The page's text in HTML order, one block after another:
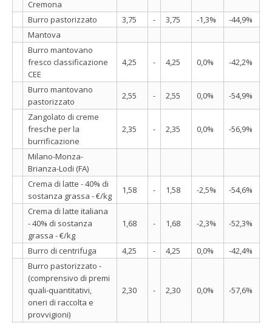
Cremona
Burro pastorizzato
3,75 - 3,75 -1,3%
-44,9%
Mantova
Burro mantovano
fresco classificazione
CEE
4,25 - 4,25 0,0% -42,2%
Burro mantovano
pastorizzato
2,55 - 2,55 0,0%
-54,9%
Zangolato di creme
fresche per la
burrificazione
2,35 - 2,35 0,0% -56,9%
Milano-Monza-
Brianza-Lodi (FA)
Crema di latte - 40% di
sostanza grassa - €/kg
1,58 - 1,58 -2,5%
-54,6%
Crema di latte italiana
- 40% di sostanza
grassa - €/kg
1,68 - 1,68 -2,3% -52,3%
Burro di centrifuga 4,25 - 4,25 0,0%
-42,4%
Burro pastorizzato -
(comprensivo di premi
quali-quantitativi,
oneri di raccolta e
provvigioni)
2,30 - 2,30 0,0% -57,6%